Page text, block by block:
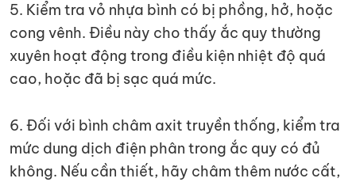
5. Kiểm tra vỏ nhựa bình có bị phồng, hở, hoặc
cong vênh. Điều này cho thấy ắc quy thường
xuyên hoạt động trong điều kiện nhiệt độ quá
cao, hoặc đã bị sạc quá mức.
6. Đối với bình châm axit truyền thống, kiểm tra
mức dung dịch điện phân trong ắc quy có đủ
không. Nếu cần thiết, hãy châm thêm nước cất,